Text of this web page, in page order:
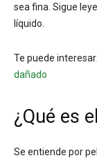
sea fina. Sigue
líquido.
Te puede interesar:
dañado
¿Qué es
Se entiende por